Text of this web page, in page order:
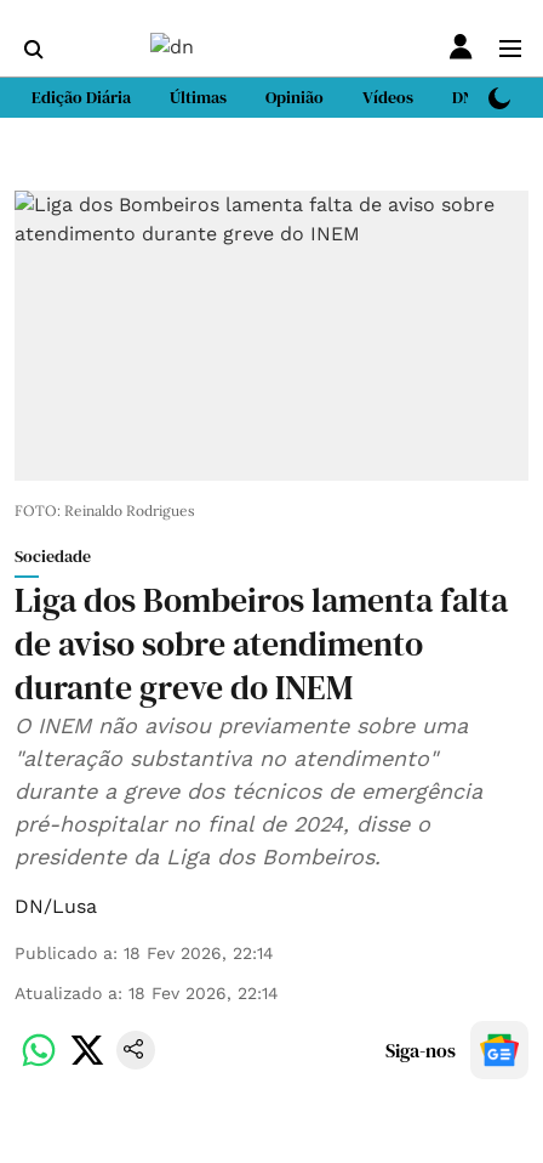
Edição Diária Últimas Opinião Vídeos DN Sport
FOTO: Reinaldo Rodrigues
Sociedade
Liga dos Bombeiros lamenta falta
de aviso sobre atendimento
durante greve do INEM
O INEM não avisou previamente sobre uma
"alteração substantiva no atendimento"
durante a greve dos técnicos de emergência
pré-hospitalar no final de 2024, disse o
presidente da Liga dos Bombeiros.
DN/Lusa
Publicado a: 18 Fev 2026, 22:14
Atualizado a: 18 Fev 2026, 22:14
Siga-nos